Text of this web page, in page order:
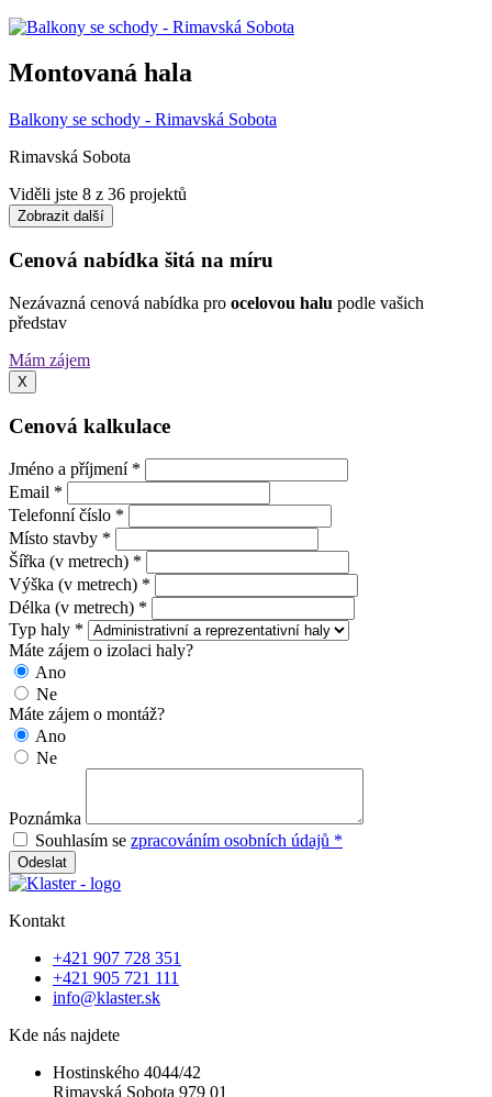
Montovaná hala
Balkony se schody - Rimavská Sobota
Rimavská Sobota
Viděli jste 8 z 36 projektů
Zobrazit další
Cenová nabídka šitá na míru
Nezávazná cenová nabídka pro ocelovou halu podle vašich
představ
Mám zájem
X
Cenová kalkulace
Jméno a příjmení *
Email *
Telefonní číslo *
Místo stavby *
Šířka (v metrech) *
Výška (v metrech) *
Délka (v metrech) *
Typ haly *
Máte zájem o izolaci haly?
Ano
Ne
Máte zájem o montáž?
Ano
Ne
Poznámka
Souhlasím se zpracováním osobních údajů *
Odeslat
Kontakt
+421 907 728 351
+421 905 721 111
info@klaster.sk
Kde nás najdete
Hostinského 4044/42
Rimavská Sobota 979 01